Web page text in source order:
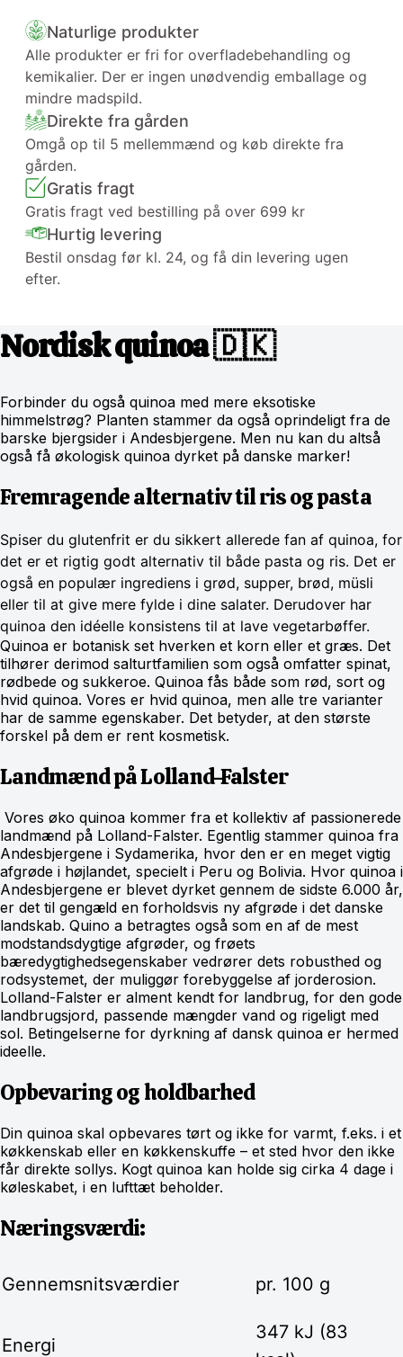
Naturlige produkter
Alle produkter er fri for overfladebehandling og
kemikalier. Der er ingen unødvendig emballage og
mindre madspild.
Direkte fra gården
Omgå op til 5 mellemmænd og køb direkte fra
gården.
Gratis fragt
Gratis fragt ved bestilling på over 699 kr
Hurtig levering
Bestil onsdag før kl. 24, og få din levering ugen
efter.
Nordisk quinoa 🇩🇰
Forbinder du også quinoa med mere eksotiske
himmelstrøg? Planten stammer da også oprindeligt fra de
barske bjergsider i Andesbjergene. Men nu kan du altså
også få økologisk quinoa dyrket på danske marker!
Fremragende alternativ til ris og pasta
Spiser du glutenfrit er du sikkert allerede fan af quinoa, for
det er et rigtig godt alternativ til både pasta og ris. Det er
også en populær ingrediens i grød, supper, brød, müsli
eller til at give mere fylde i dine salater. Derudover har
quinoa den idéelle konsistens til at lave vegetarbøffer.
Quinoa er botanisk set hverken et korn eller et græs. Det
tilhører derimod salturtfamilien som også omfatter spinat,
rødbede og sukkeroe. Quinoa fås både som rød, sort og
hvid quinoa. Vores er hvid quinoa, men alle tre varianter
har de samme egenskaber. Det betyder, at den største
forskel på dem er rent kosmetisk.
Landmænd på Lolland-Falster
Vores øko quinoa kommer fra et kollektiv af passionerede
landmænd på Lolland-Falster. Egentlig stammer quinoa fra
Andesbjergene i Sydamerika, hvor den er en meget vigtig
afgrøde i højlandet, specielt i Peru og Bolivia. Hvor quinoa i
Andesbjergene er blevet dyrket gennem de sidste 6.000 år,
er det til gengæld en forholdsvis ny afgrøde i det danske
landskab. Quino a betragtes også som en af de mest
modstandsdygtige afgrøder, og frøets
bæredygtighedsegenskaber vedrører dets robusthed og
rodsystemet, der muliggør forebyggelse af jorderosion.
Lolland-Falster er alment kendt for landbrug, for den gode
landbrugsjord, passende mængder vand og rigeligt med
sol. Betingelserne for dyrkning af dansk quinoa er hermed
ideelle.
Opbevaring og holdbarhed
Din quinoa skal opbevares tørt og ikke for varmt, f.eks. i et
køkkenskab eller en køkkenskuffe – et sted hvor den ikke
får direkte sollys. Kogt quinoa kan holde sig cirka 4 dage i
køleskabet, i en lufttæt beholder.
Næringsværdi:
Gennemsnitsværdier pr. 100 g
Energi
347 kJ (83